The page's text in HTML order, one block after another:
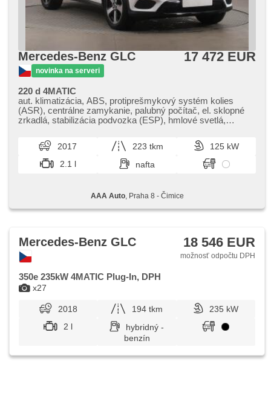
Mercedes-Benz GLC
novinka na serveri
17 472 EUR
220 d 4MATIC
aut. klimatizácia, ABS, protiprešmykový systém kolies
(ASR), centrálne zamykanie, palubný počítač, el. sklopné
zrkadlá, stabilizácia podvozka (ESP), hmlové svetlá,
senzor tlaku v pneumatikách, USB, 6x airbag, el. zrkadlá,
posilňovač riadenia, el. okná, strešný nosič, autorádio, aut.
prevodovka, pohon 4 x 4
2017 223 tkm
125 kW
2.1 l
nafta
AAA Auto, Praha 8 - Čimice
x27
Mercedes-Benz GLC 18 546 EUR
možnosť odpočtu DPH
350e 235kW 4MATIC Plug-In, DPH
2018 194 tkm
235 kW
2 l
hybridný -
benzín